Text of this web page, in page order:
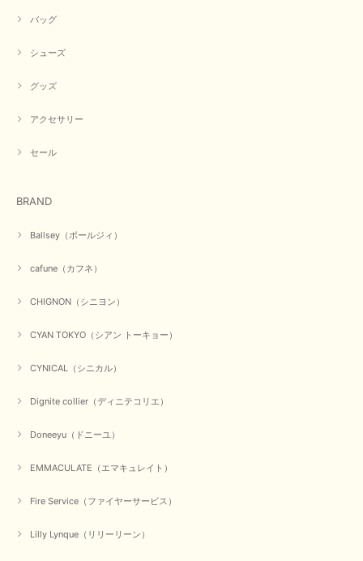
バッグ
シューズ
グッズ
アクセサリー
セール
BRAND
Ballsey（ボールジィ）
cafune（カフネ）
CHIGNON（シニヨン）
CYAN TOKYO（シアン トーキョー）
CYNICAL（シニカル）
Dignite collier（ディニテコリエ）
Doneeyu（ドニーユ）
EMMACULATE（エマキュレイト）
Fire Service（ファイヤーサービス）
Lilly Lynque（リリーリーン）